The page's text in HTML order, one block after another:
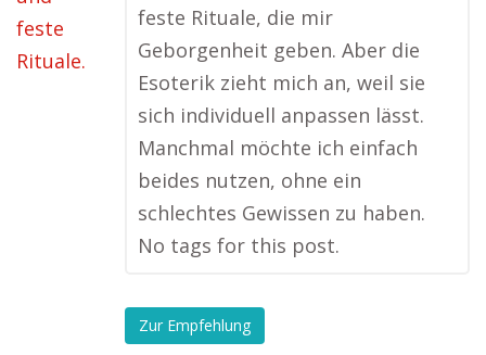
feste Rituale, die mir
Geborgenheit geben. Aber die
Esoterik zieht mich an, weil sie
sich individuell anpassen lässt.
Manchmal möchte ich einfach
beides nutzen, ohne ein
schlechtes Gewissen zu haben.
No tags for this post.
Zur Empfehlung